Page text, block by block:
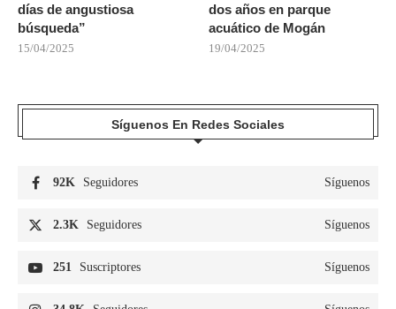
días de angustiosa
búsqueda”
15/04/2025
dos años en parque
acuático de Mogán
19/04/2025
Síguenos En Redes Sociales
92K Seguidores Síguenos
2.3K Seguidores Síguenos
251 Suscriptores Síguenos